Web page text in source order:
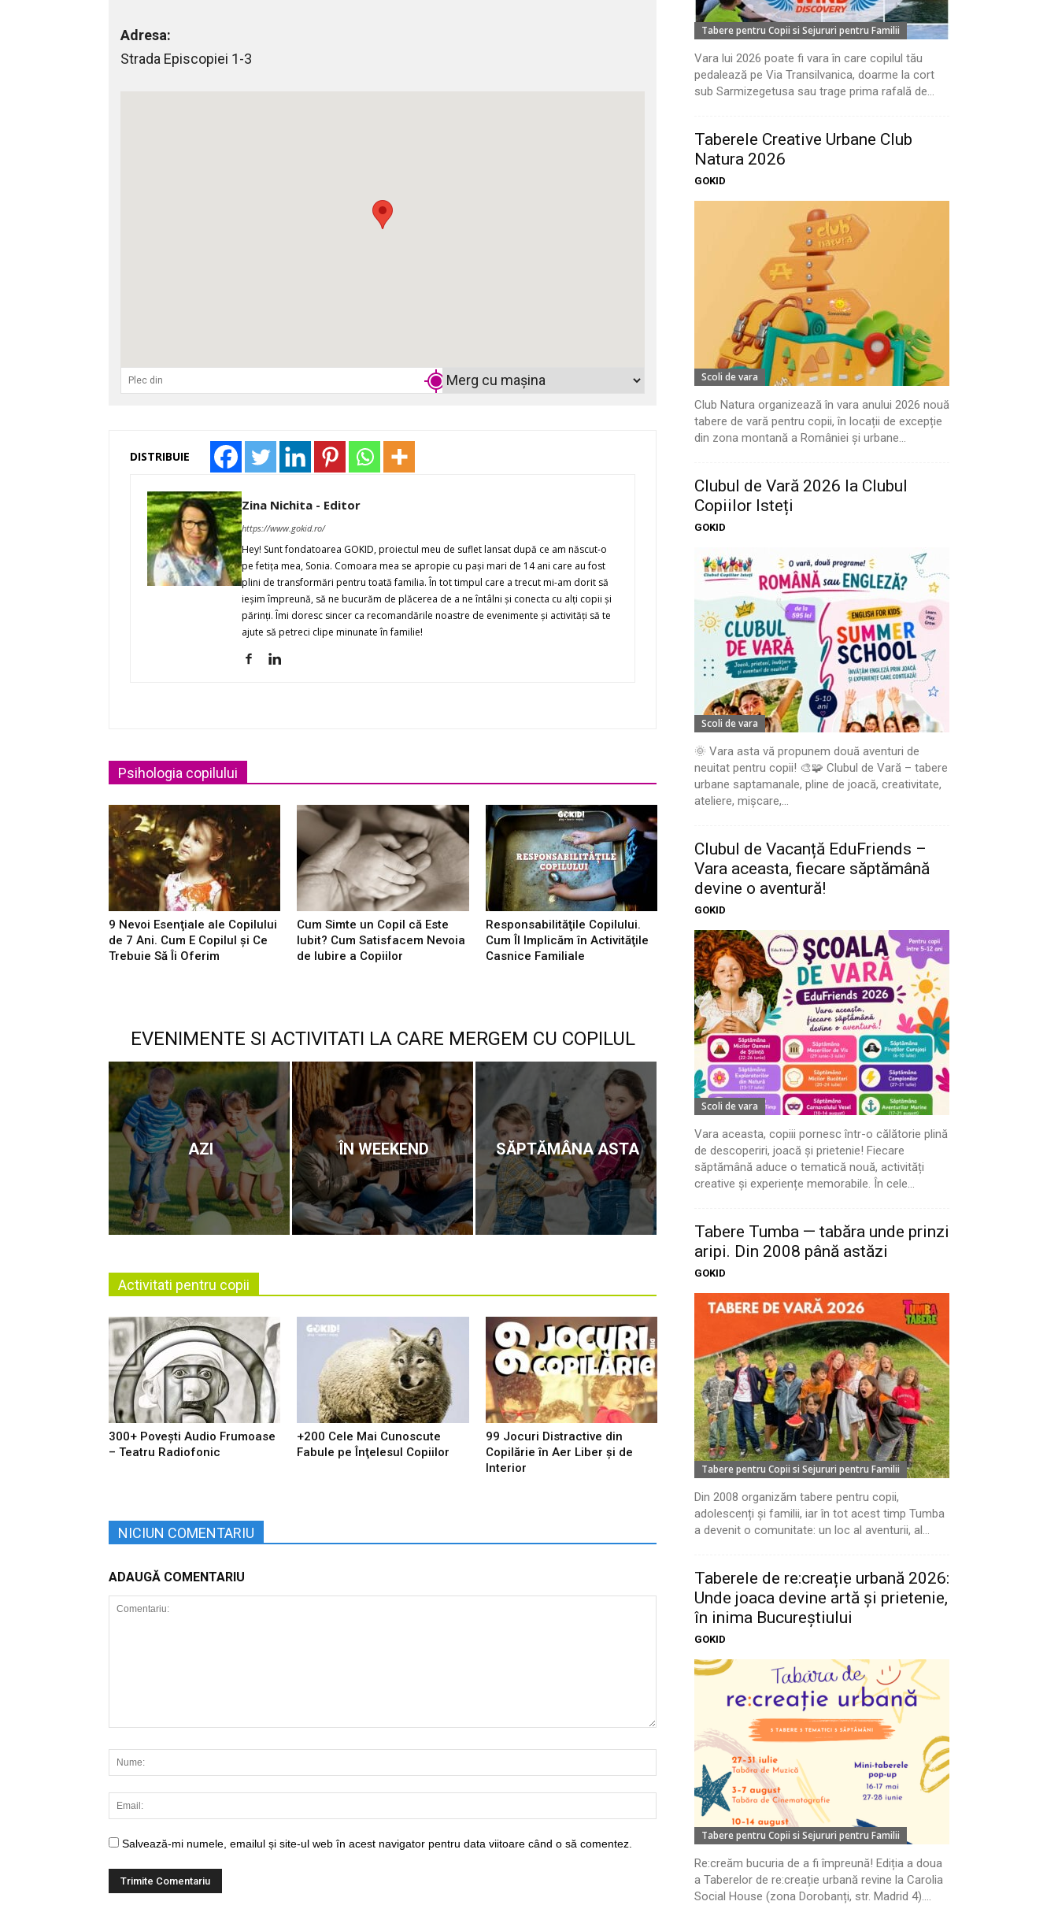
Adresa:
Strada Episcopiei 1-3
DISTRIBUIE
Zina Nichita - Editor
https://www.gokid.ro/
Hey! Sunt fondatoarea GOKID, proiectul meu de suflet lansat după ce am născut-o
pe fetiţa mea, Sonia. Comoara mea se apropie cu paşi mari de 14 ani care au fost
plini de transformări pentru toată familia. În tot timpul care a trecut mi-am dorit să
ieşim împreună, să ne bucurăm de plăcerea de a ne întâlni şi conecta cu alţi copii şi
părinţi. Îmi doresc sincer ca recomandările noastre de evenimente şi activităţi să te
ajute să petreci clipe minunate în familie!
Psihologia copilului
9 Nevoi Esenţiale ale Copilului
de 7 Ani. Cum E Copilul şi Ce
Trebuie Să Îi Oferim
Cum Simte un Copil că Este
Iubit? Cum Satisfacem Nevoia
de Iubire a Copiilor
Responsabilităţile Copilului.
Cum Îl Implicăm în Activităţile
Casnice Familiale
EVENIMENTE SI ACTIVITATI LA CARE MERGEM CU COPILUL
AZI ÎN WEEKEND SĂPTĂMÂNA ASTA
Activitati pentru copii
300+ Povești Audio Frumoase
– Teatru Radiofonic
+200 Cele Mai Cunoscute
Fabule pe Înţelesul Copiilor
99 Jocuri Distractive din
Copilărie în Aer Liber şi de
Interior
NICIUN COMENTARIU
ADAUGĂ COMENTARIU
Salvează-mi numele, emailul și site-ul web în acest navigator pentru data viitoare când o să comentez.
Tabere pentru Copii si Sejururi pentru Familii
Vara lui 2026 poate fi vara în care copilul tău
pedalează pe Via Transilvanica, doarme la cort
sub Sarmizegetusa sau trage prima rafală de...
Taberele Creative Urbane Club
Natura 2026
GOKID
Scoli de vara
Club Natura organizează în vara anului 2026 nouă
tabere de vară pentru copii, în locații de excepție
din zona montană a României și urbane...
Clubul de Vară 2026 la Clubul
Copiilor Isteți
GOKID
Scoli de vara
🌞 Vara asta vă propunem două aventuri de
neuitat pentru copii! 🎨🧩 Clubul de Vară – tabere
urbane saptamanale, pline de joacă, creativitate,
ateliere, mișcare,...
Clubul de Vacanță EduFriends –
Vara aceasta, fiecare săptămână
devine o aventură!
GOKID
Scoli de vara
Vara aceasta, copiii pornesc într-o călătorie plină
de descoperiri, joacă și prietenie! Fiecare
săptămână aduce o tematică nouă, activități
creative și experiențe memorabile. În cele...
Tabere Tumba — tabăra unde prinzi
aripi. Din 2008 până astăzi
GOKID
Tabere pentru Copii si Sejururi pentru Familii
Din 2008 organizăm tabere pentru copii,
adolescenți și familii, iar în tot acest timp Tumba
a devenit o comunitate: un loc al aventurii, al...
Taberele de re:creație urbană 2026:
Unde joaca devine artă și prietenie,
în inima Bucureștiului
GOKID
Tabere pentru Copii si Sejururi pentru Familii
Re:creăm bucuria de a fi împreună! Ediția a doua
a Taberelor de re:creație urbană revine la Carolia
Social House (zona Dorobanți, str. Madrid 4)....